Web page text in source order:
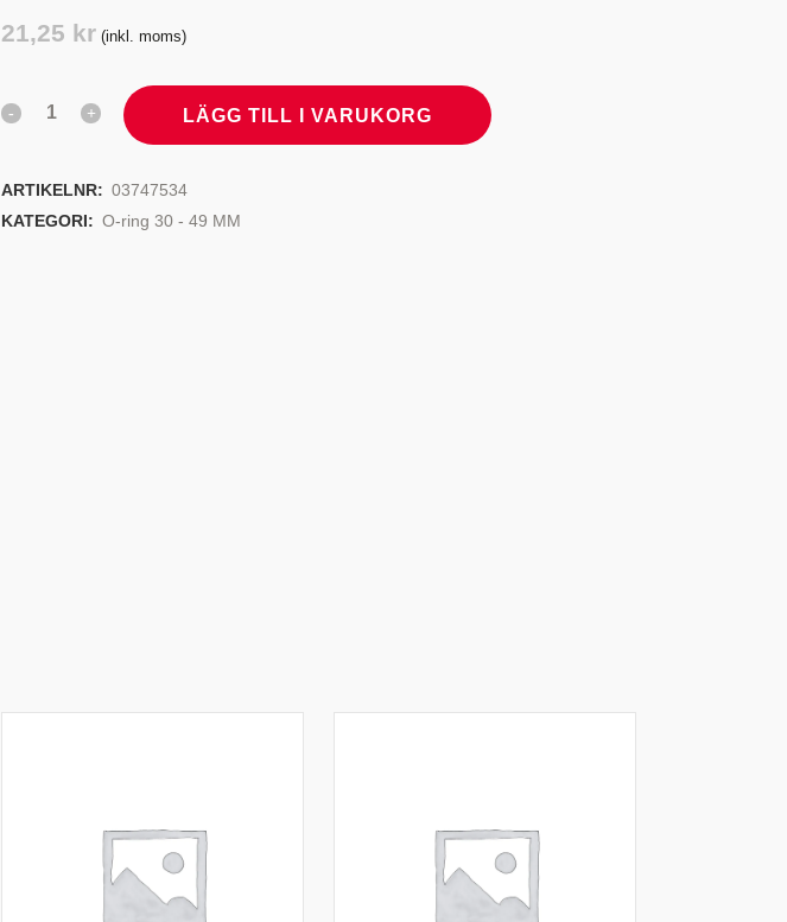
21,25 kr (inkl. moms)
LÄGG TILL I VARUKORG
ARTIKELNR: 03747534
KATEGORI: O-ring 30 - 49 MM